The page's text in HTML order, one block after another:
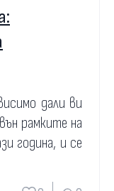
дали ви
рамките на
година, и се